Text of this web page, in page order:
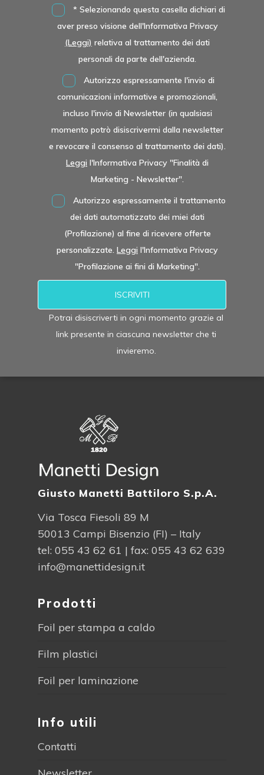
* Selezionando questa casella dichiari di
aver preso visione dell'Informativa Privacy
(Leggi) relativa al trattamento dei dati
personali da parte dell'azienda.
Autorizzo espressamente l'invio di
comunicazioni informative e promozionali,
incluso l'invio di Newsletter(in qualsiasi
momento potrò disiscrivermi dalla newsletter
e revocare il consenso al trattamento dei dati).
Leggi l'Informativa Privacy "Finalità di
Marketing - Newsletter".
Autorizzo espressamente il trattamento
dei dati automatizzato dei miei dati
(Profilazione) al fine di ricevere offerte
personalizzate. Leggi l'Informativa Privacy
"Profilazione ai fini di Marketing".
Potrai disiscriverti in ogni momento grazie al
link presente in ciascuna newsletter che ti
invieremo.
Giusto Manetti Battiloro S.p.A.
Via Tosca Fiesoli 89 M
50013 Campi Bisenzio (FI) – Italy
tel: 055 43 62 61 | fax: 055 43 62 639
info@manettidesign.it
Prodotti
Foil per stampa a caldo
Film plastici
Foil per laminazione
Info utili
Contatti